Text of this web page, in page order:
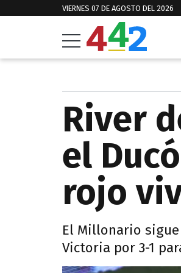
VIERNES 07 DE AGOSTO DEL 2026
River
el
rojo
El Millonario
Victoria por 3-1